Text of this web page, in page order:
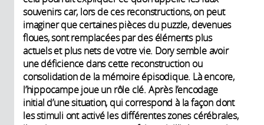
souvenirs car, lors de ces reconstructions, on peut
imaginer que certaines pièces du puzzle, devenues
floues, sont remplacées par des éléments plus
actuels et plus nets de votre vie. Dory semble avoir
une déficience dans cette reconstruction ou
consolidation de la mémoire épisodique. Là encore,
l’hippocampe joue un rôle clé. Après l’encodage
initial d’une situation, qui correspond à la façon dont
les stimuli ont activé les différentes zones cérébrales,